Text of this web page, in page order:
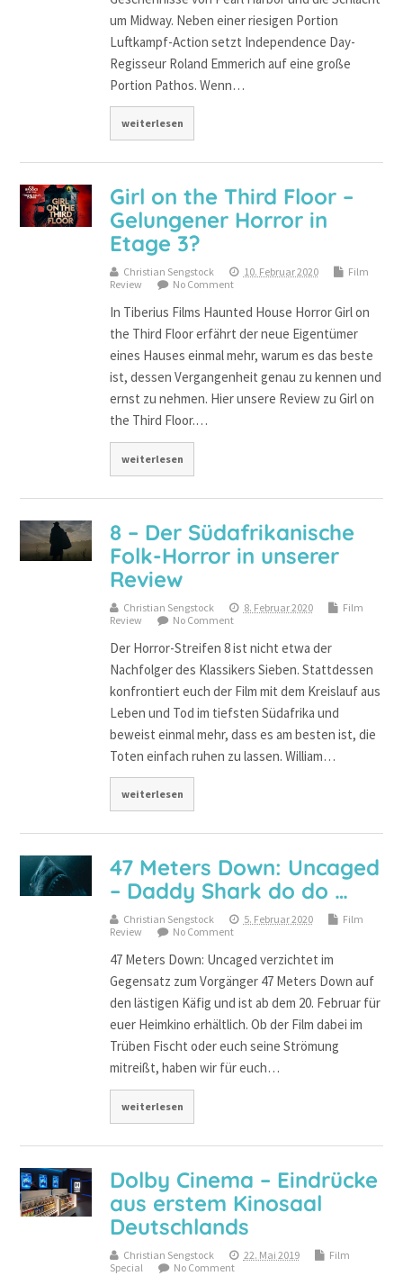
um Midway. Neben einer riesigen Portion
Luftkampf-Action setzt Independence Day-
Regisseur Roland Emmerich auf eine große
Portion Pathos. Wenn…
weiterlesen
Girl on the Third Floor –
Gelungener Horror in
Etage 3?
Christian Sengstock 10. Februar 2020
Film
Review
No Comment
In Tiberius Films Haunted House Horror Girl on
the Third Floor erfährt der neue Eigentümer
eines Hauses einmal mehr, warum es das beste
ist, dessen Vergangenheit genau zu kennen und
ernst zu nehmen. Hier unsere Review zu Girl on
the Third Floor.…
weiterlesen
8 – Der Südafrikanische
Folk-Horror in unserer
Review
Christian Sengstock 8. Februar 2020
Film
Review
No Comment
Der Horror-Streifen 8 ist nicht etwa der
Nachfolger des Klassikers Sieben. Stattdessen
konfrontiert euch der Film mit dem Kreislauf aus
Leben und Tod im tiefsten Südafrika und
beweist einmal mehr, dass es am besten ist, die
Toten einfach ruhen zu lassen. William…
weiterlesen
47 Meters Down: Uncaged
– Daddy Shark do do …
Christian Sengstock 5. Februar 2020
Film
Review
No Comment
47 Meters Down: Uncaged verzichtet im
Gegensatz zum Vorgänger 47 Meters Down auf
den lästigen Käfig und ist ab dem 20. Februar für
euer Heimkino erhältlich. Ob der Film dabei im
Trüben Fischt oder euch seine Strömung
mitreißt, haben wir für euch…
weiterlesen
Dolby Cinema – Eindrücke
aus erstem Kinosaal
Deutschlands
Christian Sengstock 22. Mai 2019
Film
Special
No Comment